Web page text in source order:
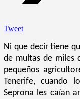
Tweet
Ni que decir tiene
de multas de miles
pequeños
Tenerife, cuando
Seprona les caían